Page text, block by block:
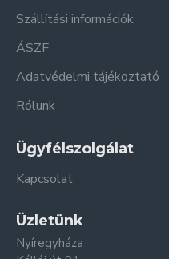
Szállítási információk
ÁSZF
Adatvédelmi tájékoztató
Rólunk
Ügyfélszolgálat
Kapcsolat
Üzletünk
Nyíregyháza